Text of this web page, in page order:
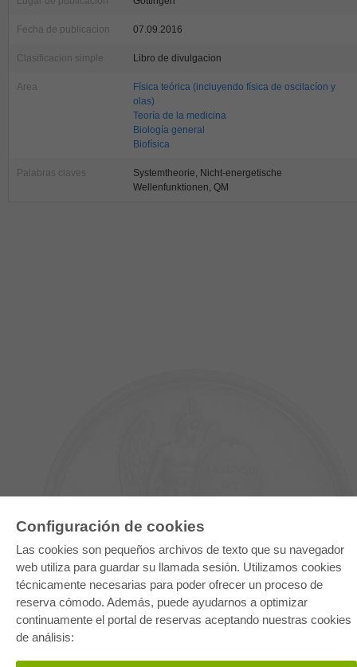
Configuración de cookies
Las cookies son pequeños archivos de texto que su navegador
web utiliza para guardar su llamada sesión. Utilizamos cookies
técnicamente necesarias para poder ofrecer un proceso de
reserva cómodo. Además, puede ayudarnos a optimizar
continuamente el portal de reservas aceptando nuestras cookies
de análisis:
Fecha de publicacion 07.09.2016
Clasificacion simple Libro de divulgacion
Area
Física teórica (incluyendo física de oscilacíon y
olas)
Teoría de la medicina
Biología general
Biofísica
Palabras claves
Systemtheorie, Nicht-energetische
Wellenfunktionen, QM
E-COLLECTION
Paquete entero
Paquete de especialidades
Pick & Choose
Preguntas mas frequentes(FAQ)
TIENDA ONLINE